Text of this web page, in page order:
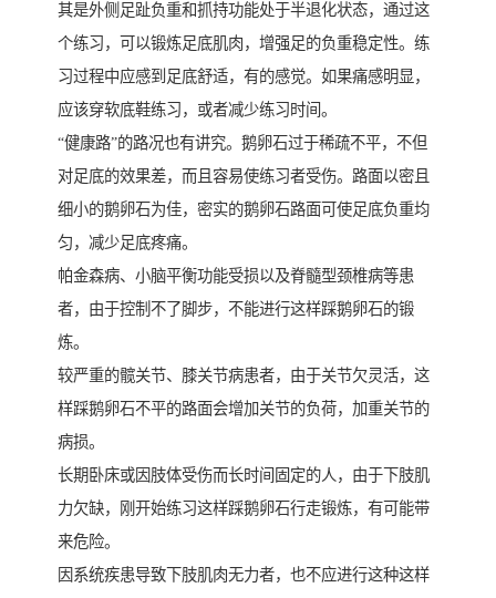
其是外侧足趾负重和抓持功能处于半退化状态，通过这
个练习，可以锻炼足底肌肉，增强足的负重稳定性。练
习过程中应感到足底舒适，有的感觉。如果痛感明显，
应该穿软底鞋练习，或者减少练习时间。
“健康路”的路况也有讲究。鹅卵石过于稀疏不平，不但
对足底的效果差，而且容易使练习者受伤。路面以密且
细小的鹅卵石为佳，密实的鹅卵石路面可使足底负重均
匀，减少足底疼痛。
帕金森病、小脑平衡功能受损以及脊髓型颈椎病等患
者，由于控制不了脚步，不能进行这样踩鹅卵石的锻
炼。
较严重的髋关节、膝关节病患者，由于关节欠灵活，这
样踩鹅卵石不平的路面会增加关节的负荷，加重关节的
病损。
长期卧床或因肢体受伤而长时间固定的人，由于下肢肌
力欠缺，刚开始练习这样踩鹅卵石行走锻炼，有可能带
来危险。
因系统疾患导致下肢肌肉无力者，也不应进行这种这样